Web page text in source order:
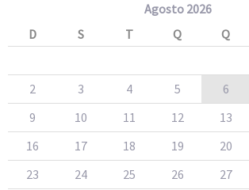
Agosto 2026
D
S T Q Q
2
3 4 5 6
9
10 11 12 13
16
17 18 19 20
23
24 25 26 27